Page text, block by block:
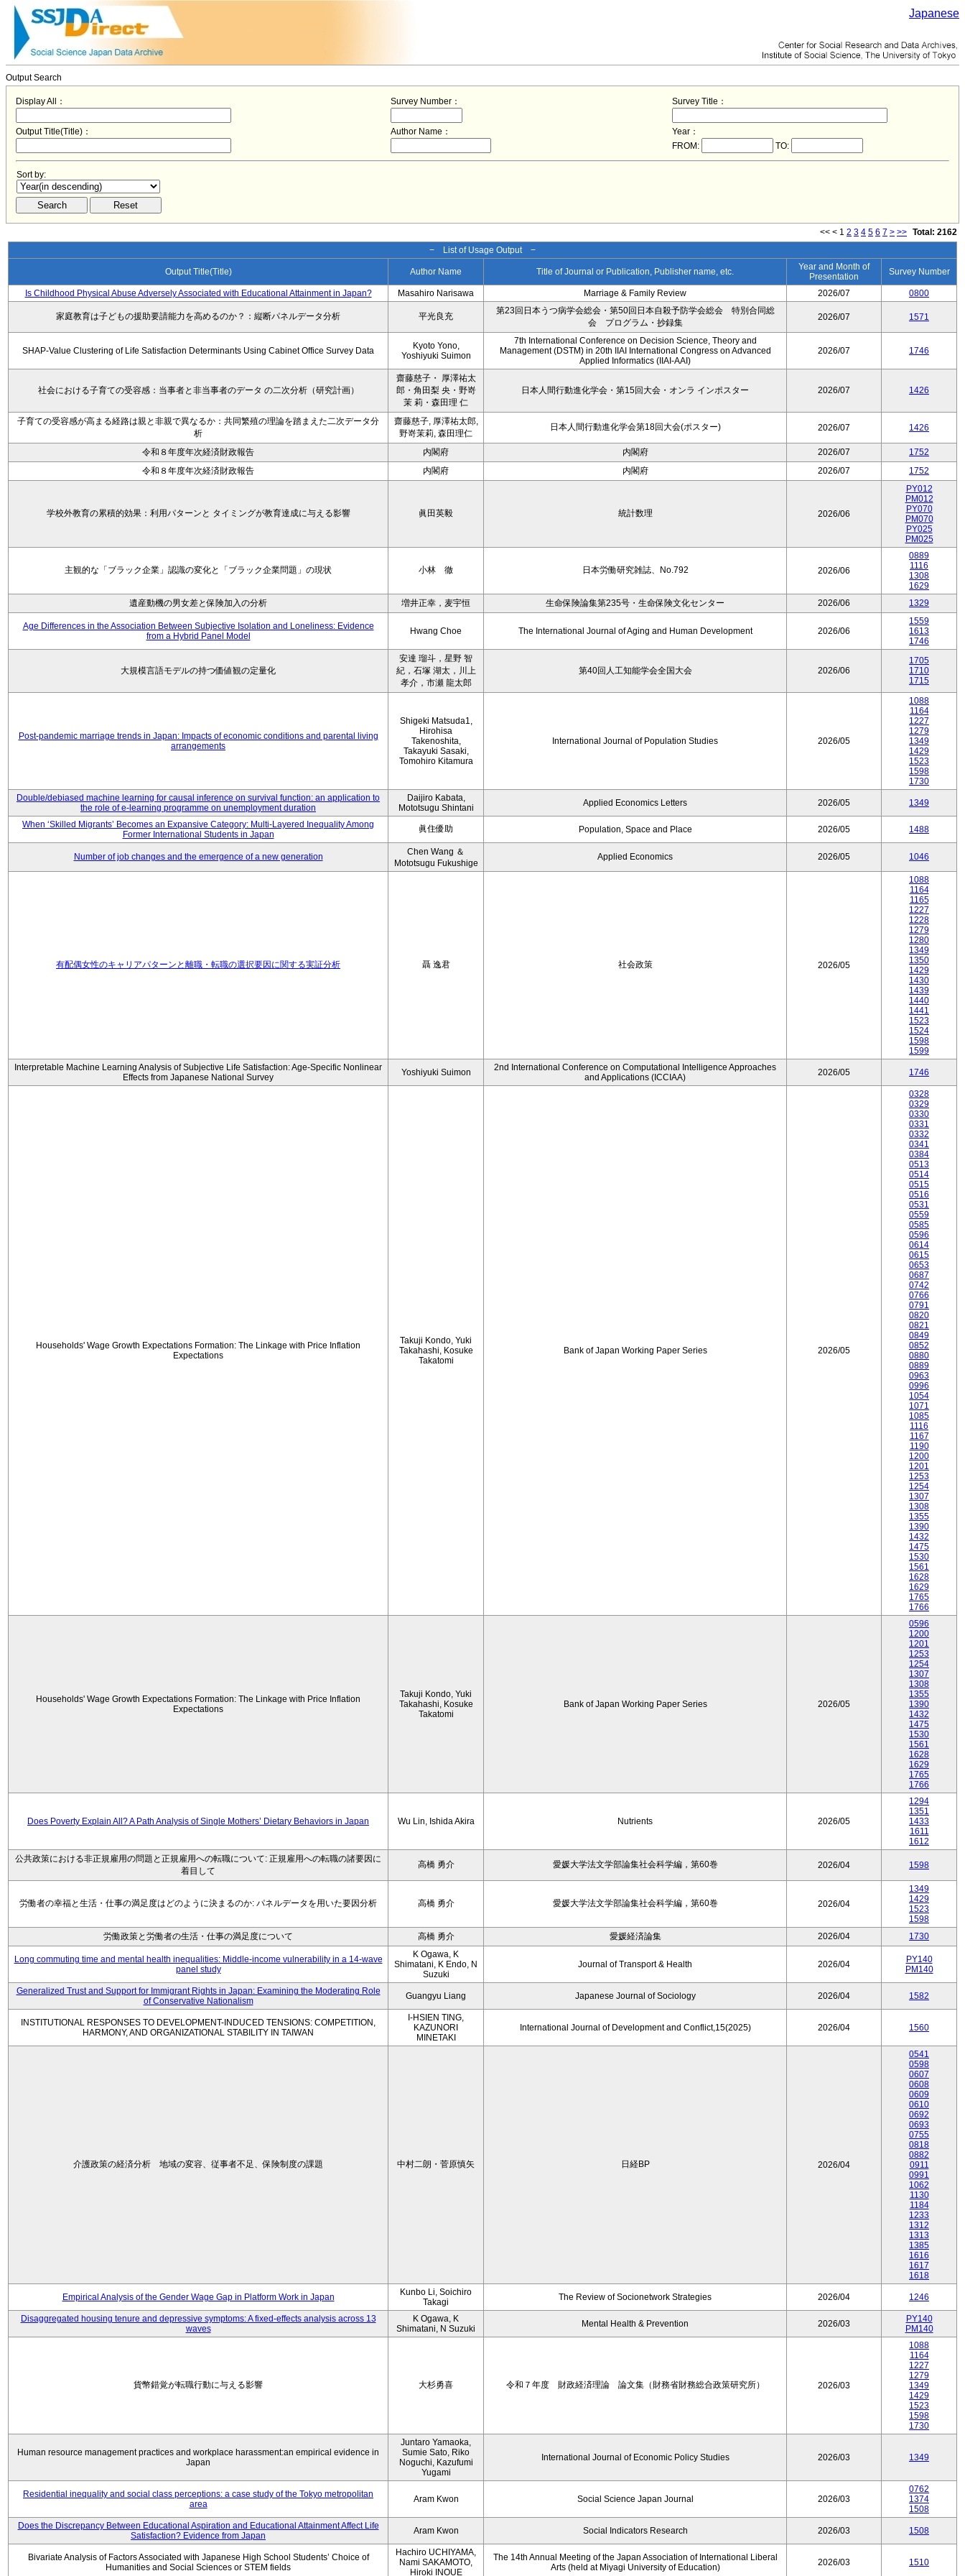
Japanese
Output Search
Display All： Survey Number： Survey Title：
Output Title(Title)： Author Name：
Year：
FROM:
TO:
Sort by:
<< < 1 2 3 4 5 6 7 > >> Total: 2162
− List of Usage Output −
Output Title(Title) Author Name Title of Journal or Publication, Publisher name, etc.
Year and Month of
Presentation
Survey Number
Is Childhood Physical Abuse Adversely Associated with Educational Attainment in Japan? Masahiro Narisawa Marriage & Family Review 2026/07 0800
家庭教育は子どもの援助要請能力を高めるのか？：縦断パネルデータ分析 平光良充
第23回日本うつ病学会総会・第50回日本自殺予防学会総会 特別合同総
会 プログラム・抄録集
2026/07 1571
SHAP-Value Clustering of Life Satisfaction Determinants Using Cabinet Office Survey Data
Kyoto Yono,
Yoshiyuki Suimon
7th International Conference on Decision Science, Theory and
Management (DSTM) in 20th IIAI International Congress on Advanced
Applied Informatics (IIAI-AAI)
2026/07 1746
社会における子育ての受容感：当事者と非当事者のデータ の二次分析（研究計画）
齋藤慈子・ 厚澤祐太
郎・角田梨 央・野嵜
茉 莉・森田理 仁
日本人間行動進化学会・第15回大会・オンラ インポスター 2026/07 1426
子育ての受容感が高まる経路は親と非親で異なるか：共同繁殖の理論を踏まえた二次データ分
析
齋藤慈子, 厚澤祐太郎,
野嵜茉莉, 森田理仁
日本人間行動進化学会第18回大会(ポスター) 2026/07 1426
令和８年度年次経済財政報告 内閣府 内閣府 2026/07
1752
令和８年度年次経済財政報告
内閣府 内閣府 2026/07 1752
学校外教育の累積的効果：利用パターンと タイミングが教育達成に与える影響 眞田英毅 統計数理 2026/06
PY012
PM012
PY070
PM070
PY025
PM025
主観的な「ブラック企業」認識の変化と「ブラック企業問題」の現状 小林 徹 日本労働研究雑誌、No.792 2026/06
0889
1116
1308
1629
遺産動機の男女差と保険加入の分析
増井正幸，麦宇恒 生命保険論集第235号・生命保険文化センター 2026/06 1329
Age Differences in the Association Between Subjective Isolation and Loneliness: Evidence
from a Hybrid Panel Model
Hwang Choe The International Journal of Aging and Human Development 2026/06
1559
1613
1746
大規模言語モデルの持つ価値観の定量化
安達 瑠斗，星野 智
紀，石塚 湖太，川上
孝介，市瀬 龍太郎
第40回人工知能学会全国大会 2026/06
1705
1710
1715
Post-pandemic marriage trends in Japan: Impacts of economic conditions and parental living
arrangements
Shigeki Matsuda1,
Hirohisa
Takenoshita,
Takayuki Sasaki,
Tomohiro Kitamura
International Journal of Population Studies 2026/05
1088
1164
1227
1279
1349
1429
1523
1598
1730
Double/debiased machine learning for causal inference on survival function: an application to
the role of e-learning programme on unemployment duration
Daijiro Kabata,
Mototsugu Shintani
Applied Economics Letters 2026/05 1349
When ‘Skilled Migrants’ Becomes an Expansive Category: Multi-Layered Inequality Among
Former International Students in Japan
眞住優助 Population, Space and Place 2026/05 1488
Number of job changes and the emergence of a new generation
Chen Wang ＆
Mototsugu Fukushige
Applied Economics 2026/05 1046
有配偶女性のキャリアパターンと離職・転職の選択要因に関する実証分析 聶 逸君 社会政策 2026/05
1088
1164
1165
1227
1228
1279
1280
1349
1350
1429
1430
1439
1440
1441
1523
1524
1598
1599
Interpretable Machine Learning Analysis of Subjective Life Satisfaction: Age-Specific Nonlinear
Effects from Japanese National Survey
Yoshiyuki Suimon
2nd International Conference on Computational Intelligence Approaches
and Applications (ICCIAA)
2026/05 1746
Households' Wage Growth Expectations Formation: The Linkage with Price Inflation
Expectations
Takuji Kondo, Yuki
Takahashi, Kosuke
Takatomi
Bank of Japan Working Paper Series 2026/05
0328
0329
0330
0331
0332
0341
0384
0513
0514
0515
0516
0531
0559
0585
0596
0614
0615
0653
0687
0742
0766
0791
0820
0821
0849
0852
0880
0889
0963
0996
1054
1071
1085
1116
1167
1190
1200
1201
1253
1254
1307
1308
1355
1390
1432
1475
1530
1561
1628
1629
1765
1766
Households' Wage Growth Expectations Formation: The Linkage with Price Inflation
Expectations
Takuji Kondo, Yuki
Takahashi, Kosuke
Takatomi
Bank of Japan Working Paper Series 2026/05
0596
1200
1201
1253
1254
1307
1308
1355
1390
1432
1475
1530
1561
1628
1629
1765
1766
Does Poverty Explain All? A Path Analysis of Single Mothers’ Dietary Behaviors in Japan Wu Lin, Ishida Akira Nutrients 2026/05
1294
1351
1433
1611
1612
公共政策における非正規雇用の問題と正規雇用への転職について: 正規雇用への転職の諸要因に
着目して
高橋 勇介 愛媛大学法文学部論集社会科学編，第60巻 2026/04 1598
労働者の幸福と生活・仕事の満足度はどのように決まるのか: パネルデータを用いた要因分析 高橋 勇介 愛媛大学法文学部論集社会科学編，第60巻 2026/04
1349
1429
1523
1598
労働政策と労働者の生活・仕事の満足度について
高橋 勇介 愛媛経済論集 2026/04 1730
Long commuting time and mental health inequalities: Middle-income vulnerability in a 14-wave
panel study
K Ogawa, K
Shimatani, K Endo, N
Suzuki
Journal of Transport & Health 2026/04
PY140
PM140
Generalized Trust and Support for Immigrant Rights in Japan: Examining the Moderating Role
of Conservative Nationalism
Guangyu Liang Japanese Journal of Sociology 2026/04 1582
INSTITUTIONAL RESPONSES TO DEVELOPMENT-INDUCED TENSIONS: COMPETITION,
HARMONY, AND ORGANIZATIONAL STABILITY IN TAIWAN
I-HSIEN TING,
KAZUNORI
MINETAKI
International Journal of Development and Conflict,15(2025) 2026/04 1560
介護政策の経済分析 地域の変容、従事者不足、保険制度の課題 中村二朗・菅原慎矢 日経BP 2026/04
0541
0598
0607
0608
0609
0610
0692
0693
0755
0818
0882
0911
0991
1062
1130
1184
1233
1312
1313
1385
1616
1617
1618
Empirical Analysis of the Gender Wage Gap in Platform Work in Japan
Kunbo Li, Soichiro
Takagi
The Review of Socionetwork Strategies 2026/04 1246
Disaggregated housing tenure and depressive symptoms: A fixed-effects analysis across 13
waves
K Ogawa, K
Shimatani, N Suzuki
Mental Health & Prevention 2026/03
PY140
PM140
貨幣錯覚が転職行動に与える影響 大杉勇喜 令和７年度 財政経済理論 論文集（財務省財務総合政策研究所） 2026/03
1088
1164
1227
1279
1349
1429
1523
1598
1730
Human resource management practices and workplace harassment:an empirical evidence in
Japan
Juntaro Yamaoka,
Sumie Sato, Riko
Noguchi, Kazufumi
Yugami
International Journal of Economic Policy Studies 2026/03 1349
Residential inequality and social class perceptions: a case study of the Tokyo metropolitan
area
Aram Kwon Social Science Japan Journal 2026/03
0762
1374
1508
Does the Discrepancy Between Educational Aspiration and Educational Attainment Affect Life
Satisfaction? Evidence from Japan
Aram Kwon Social Indicators Research 2026/03 1508
Bivariate Analysis of Factors Associated with Japanese High School Students’ Choice of
Humanities and Social Sciences or STEM fields
Hachiro UCHIYAMA,
Nami SAKAMOTO,
Hiroki INOUE
The 14th Annual Meeting of the Japan Association of International Liberal
Arts (held at Miyagi University of Education)
2026/03 1510